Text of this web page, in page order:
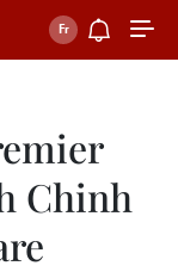
Chinh